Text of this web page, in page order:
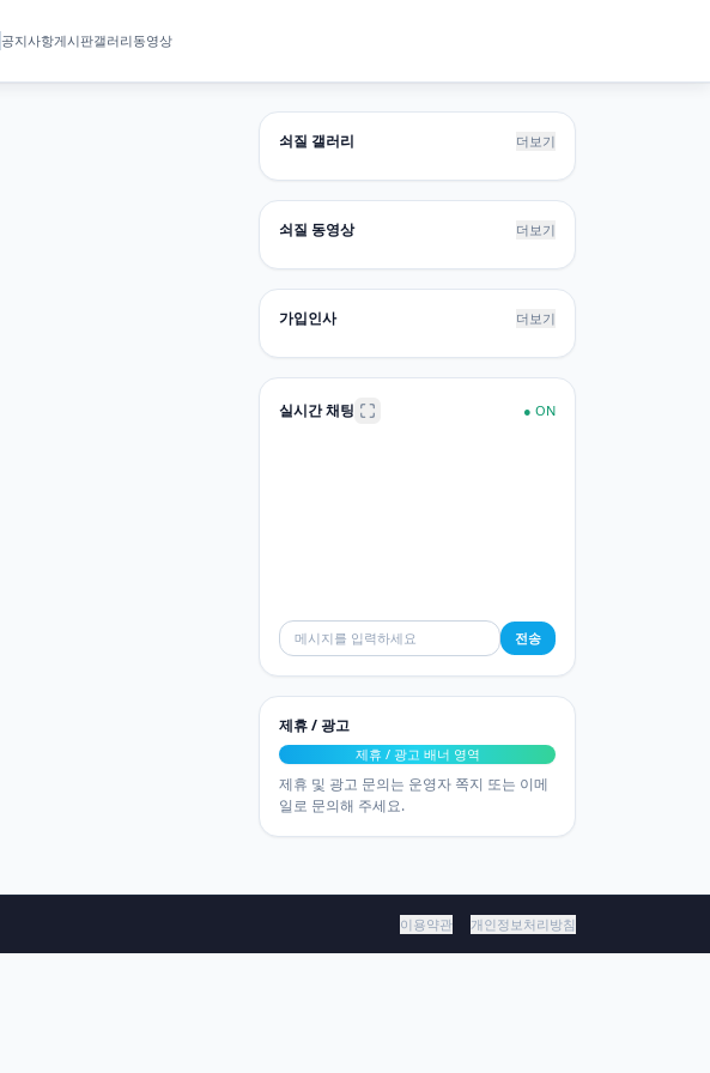
공지사항게시판갤러리동영상
쇠질 갤러리 더보기
쇠질 동영상 더보기
가입인사 더보기
실시간 채팅 ● ON
전송
제휴 / 광고
제휴 / 광고 배너 영역
제휴 및 광고 문의는 운영자 쪽지 또는 이메
일로 문의해 주세요.
이용약관 개인정보처리방침